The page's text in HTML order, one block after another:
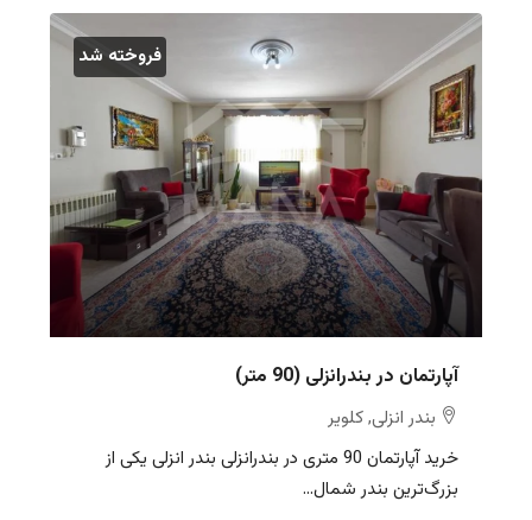
فروخته شد
آپارتمان در بندرانزلی (90 متر)
بندر انزلی, کلویر
خرید آپارتمان 90 متری در بندرانزلی بندر انزلی یکی از
بزرگ‌ترین بندر شمال...